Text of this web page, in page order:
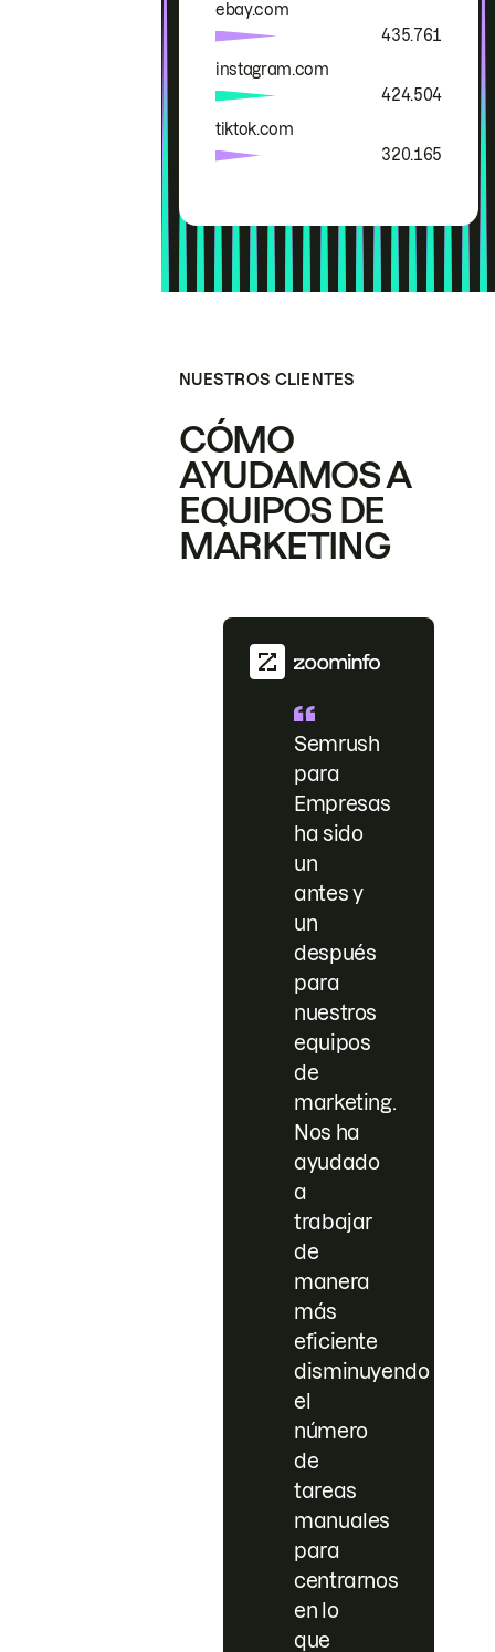
ebay.com
435.761
instagram.com
424.504
tiktok.com
320.165
NUESTROS CLIENTES
CÓMO
AYUDAMOS A
EQUIPOS DE
MARKETING
Semrush
para
Empresas
ha sido
un
antes y
un
después
para
nuestros
equipos
de
marketing.
Nos ha
ayudado
a
trabajar
de
manera
más
eficiente
disminuyendo
el
número
de
tareas
manuales
para
centrarnos
en lo
que